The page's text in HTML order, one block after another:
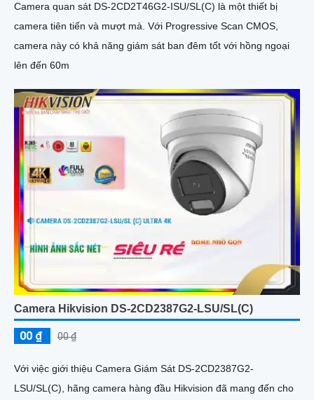
Camera quan sát DS-2CD2T46G2-ISU/SL(C) là một thiết bị
camera tiên tiến và mượt mà. Với Progressive Scan CMOS,
camera này có khả năng giám sát ban đêm tốt với hồng ngoại
lên đến 60m
Camera Hikvision DS-2CD2387G2-LSU/SL(C)
00 ₫ 00 ₫
Với việc giới thiệu Camera Giám Sát DS-2CD2387G2-
LSU/SL(C), hãng camera hàng đầu Hikvision đã mang đến cho